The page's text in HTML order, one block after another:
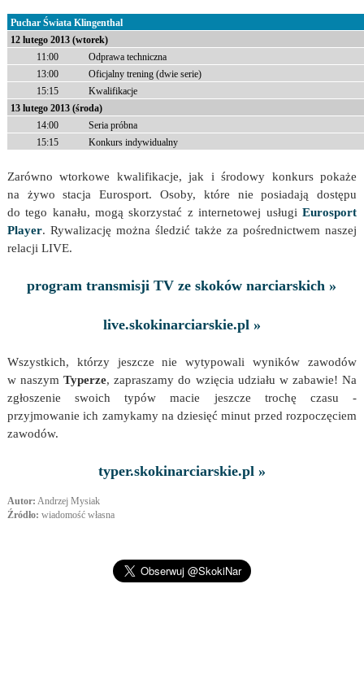
Puchar Świata Klingenthal
12 lutego 2013 (wtorek)
11:00
Odprawa techniczna
13:00
Oficjalny trening (dwie serie)
15:15
Kwalifikacje
13 lutego 2013 (środa)
14:00
Seria próbna
15:15
Konkurs indywidualny
Zarówno wtorkowe kwalifikacje, jak i środowy konkurs pokaże
na żywo stacja Eurosport. Osoby, które nie posiadają dostępu
do tego kanału, mogą skorzystać z internetowej usługiEurosport
Player. Rywalizację można śledzić także za pośrednictwem naszej
relacji LIVE.
program transmisji TV ze skoków narciarskich »
live.skokinarciarskie.pl »
Wszystkich, którzy jeszcze nie wytypowali wyników zawodów
w naszymTyperze, zapraszamy do wzięcia udziału w zabawie! Na
zgłoszenie swoich typów macie jeszcze trochę czasu -
przyjmowanie ich zamykamy na dziesięć minut przed rozpoczęciem
zawodów.
typer.skokinarciarskie.pl »
Autor: Andrzej Mysiak
Źródło: wiadomość własna